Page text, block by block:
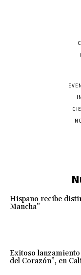
Hispano recibe
Mancha”
Exitoso lanzamiento
del Corazón”, en